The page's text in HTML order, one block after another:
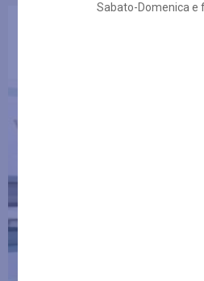
Sabato-Domenica e